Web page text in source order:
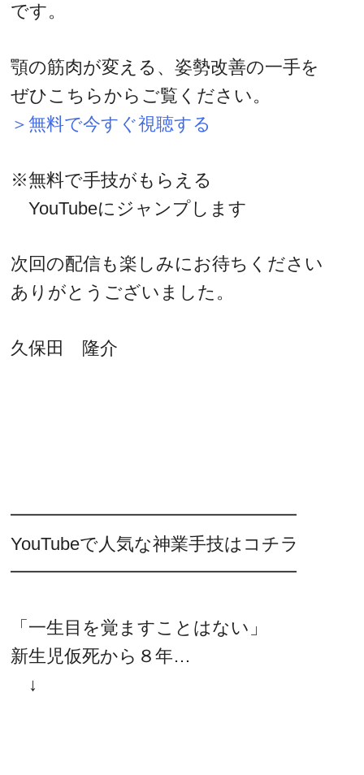
です。
顎の筋肉が変える、姿勢改善の一手を
ぜひこちらからご覧ください。
＞無料で今すぐ視聴する
※無料で手技がもらえる
YouTubeにジャンプします
次回の配信も楽しみにお待ちください
ありがとうございました。
久保田 隆介
━━━━━━━━━━━━━━━━
YouTubeで人気な神業手技はコチラ
━━━━━━━━━━━━━━━━
「一生目を覚ますことはない」
新生児仮死から８年…
↓